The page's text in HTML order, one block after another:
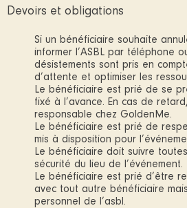
Devoirs et obligations
Si un bénéficiaire souhaite
informer l’ASBL par téléphone
désistements sont pris en
d’attente et optimiser les
Le bénéficiaire est prié de se
fixé à l’avance. En cas de
responsable chez GoldenMe.
Le bénéficiaire est prié de
mis à disposition pour
Le bénéficiaire doit suivre
sécurité du lieu de l’événement.
Le bénéficiaire est prié d’être
avec tout autre bénéficiaire
personnel de l’asbl.